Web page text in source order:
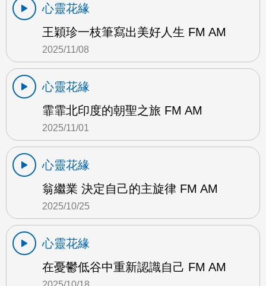
心靈花緣
王穎珍一枝筆寫出美好人生 FM AM
2025/11/08
心靈花緣
霏霏北印度的朝聖之旅 FM AM
2025/11/01
心靈花緣
翁繼業 決定自己的主旋律 FM AM
2025/10/25
心靈花緣
在憂鬱低谷中重新認識自己 FM AM